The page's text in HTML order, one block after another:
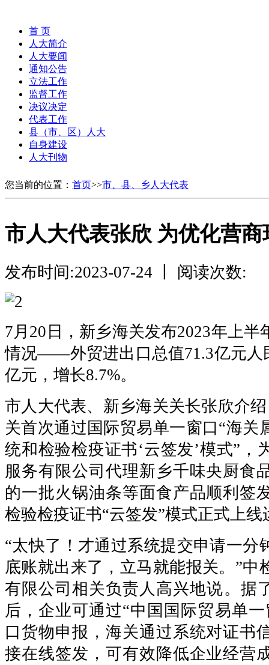
首 页
人大简介
人大要闻
通知公告
立法工作
监督工作
决议决定
代表工作
县（市、区）人大
自身建设
人大刊物
您当前的位置： 首页>>市、县、乡人大代表
市人大代表张欣 为优化营
发布时间:2023-07-24 丨 阅读次数:
7月20日，新乡海关发布2023年上半
情况——外贸进出口总值71.3亿元人
亿元，增长8.7%。
市人大代表、新乡海关关长张欣介
关首次通过国际贸易单一窗口“海关
统和检验检疫证书‘云签发’模式”，
服务有限公司代理新乡千味央厨食
的一批火锅油条等面食产品顺利签
检验检疫证书“云签发”模式正式上线
“太快了！才通过系统提交申请一分
底账就出来了，立马就能报关。”中
有限公司相关负责人高兴地说。据
后，企业可通过“中国国际贸易单
口货物申报，海关通过系统对证书
接在线签发，可有效降低企业经营